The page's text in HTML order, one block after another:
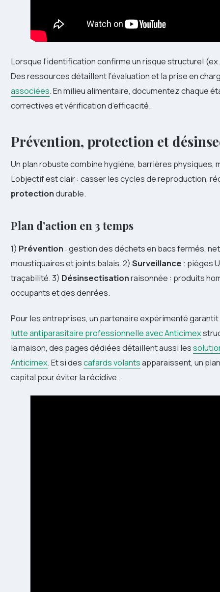
Lorsque l’identification confirme un risque structurel
Des ressources détaillent l’évaluation et la prise en
associées. En milieu alimentaire, documentez chaque
correctives et vérification d’efficacité.
Prévention, protection et
Un plan robuste combine hygiène, barrières
L’objectif est clair : casser les cycles de reproduction,
protectiondurable.
Plan d’action en 3 temps
1) Prévention : gestion des déchets en bacs fermés,
moustiquaires et joints balais. 2) Surveillance : pièges
traçabilité. 3) Désinsectisationraisonnée : produits
occupants et des denrées.
Pour les entreprises, un partenaire expérimenté
lutte antiparasitaire professionnelle avec Anticimex
la maison, des pages dédiées détaillent aussi les
Anticimex. Et si descafards volantsapparaissent, un
capital pour éviter la récidive.